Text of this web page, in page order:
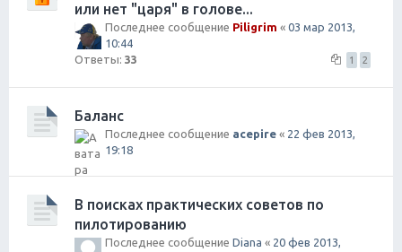
или нет "царя" в голове...
Последнее сообщение Piligrim « 03 мар 2013,
10:44
Ответы: 33 1 2
Баланс
Последнее сообщение acepire « 22 фев 2013,
19:18
В поисках практических советов по
пилотированию
Последнее сообщение Diana « 20 фев 2013,